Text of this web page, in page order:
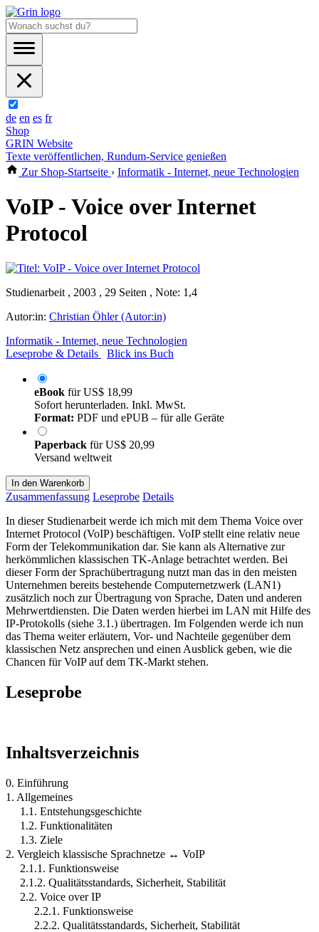
de en es fr
Shop
GRIN Website
Texte veröffentlichen, Rundum-Service genießen
Zur Shop-Startseite › Informatik - Internet, neue Technologien
VoIP - Voice over Internet
Protocol
Studienarbeit , 2003 , 29 Seiten , Note: 1,4
Autor:in: Christian Öhler (Autor:in)
Informatik - Internet, neue Technologien
Leseprobe & Details
Blick ins Buch
eBook fürUS$ 18,99
Sofort herunterladen. Inkl. MwSt.
Format: PDF und ePUB – für alle Geräte
Paperback fürUS$ 20,99
Versand weltweit
In den Warenkorb
Zusammenfassung Leseprobe Details
In dieser Studienarbeit werde ich mich mit dem Thema Voice over
Internet Protocol (VoIP) beschäftigen. VoIP stellt eine relativ neue
Form der Telekommunikation dar. Sie kann als Alternative zur
herkömmlichen klassischen TK-Anlage betrachtet werden. Bei
dieser Form der Sprachübertragung nutzt man das in den meisten
Unternehmen bereits bestehende Computernetzwerk (LAN1)
zusätzlich noch zur Übertragung von Sprache, Daten und anderen
Mehrwertdiensten. Die Daten werden hierbei im LAN mit Hilfe des
IP-Protokolls (siehe 3.1.) übertragen. Im Folgenden werde ich nun
das Thema weiter erläutern, Vor- und Nachteile gegenüber dem
klassischen Netz ansprechen und einen Ausblick geben, wie die
Chancen für VoIP auf dem TK-Markt stehen.
Leseprobe
Inhaltsverzeichnis
0. Einführung
1. Allgemeines
1.1. Entstehungsgeschichte
1.2. Funktionalitäten
1.3. Ziele
2. Vergleich klassische Sprachnetze ↔ VoIP
2.1.1. Funktionsweise
2.1.2. Qualitätsstandards, Sicherheit, Stabilität
2.2. Voice over IP
2.2.1. Funktionsweise
2.2.2. Qualitätsstandards, Sicherheit, Stabilität